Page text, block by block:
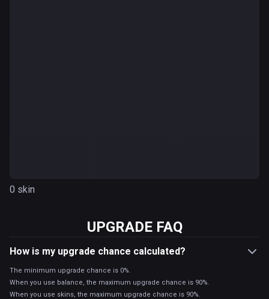
0 skin
UPGRADE FAQ
How is my upgrade chance calculated?
The minimum upgrade chance is 0%.
When you use balance, the maximum upgrade chance is 90%.
When you use skins, the maximum upgrade chance is 90%.